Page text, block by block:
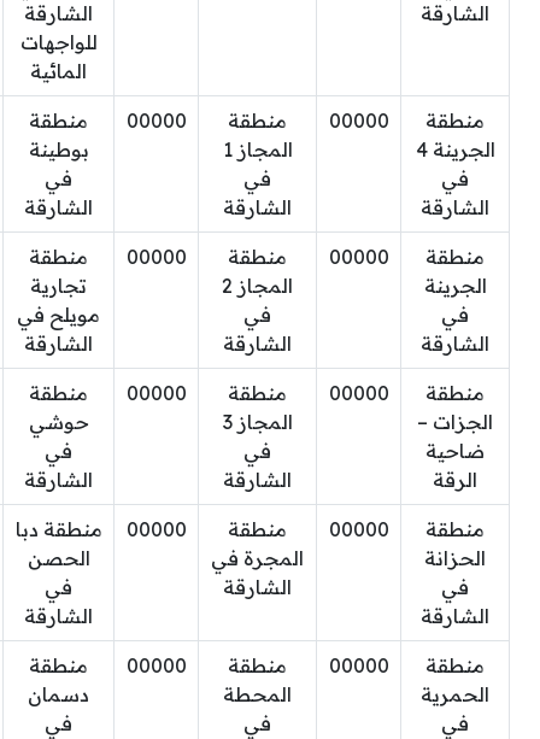
الشارقة
الشارقة
للواجهات
المائية
منطقة
الجرينة 4
في
الشارقة
00000
منطقة
المجاز 1
في
الشارقة
00000
منطقة
بوطينة
في
الشارقة
منطقة
الجرينة
في
الشارقة
00000
منطقة
المجاز 2
في
الشارقة
00000
منطقة
تجارية
مويلح في
الشارقة
منطقة
الجزات –
ضاحية
الرقة
00000
منطقة
المجاز 3
في
الشارقة
00000
منطقة
حوشي
في
الشارقة
منطقة
الحزانة
في
الشارقة
00000
منطقة
المجرة في
الشارقة
00000
منطقة دبا
الحصن
في
الشارقة
منطقة
الحمرية
في
00000
منطقة
المحطة
في
00000
منطقة
دسمان
في